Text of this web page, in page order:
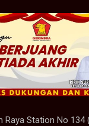
Raya Station No 134